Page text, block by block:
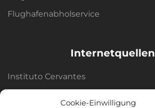
Cookie-Einwilligung
Flughafenabholservice
Internetquellen
Instituto Cervantes